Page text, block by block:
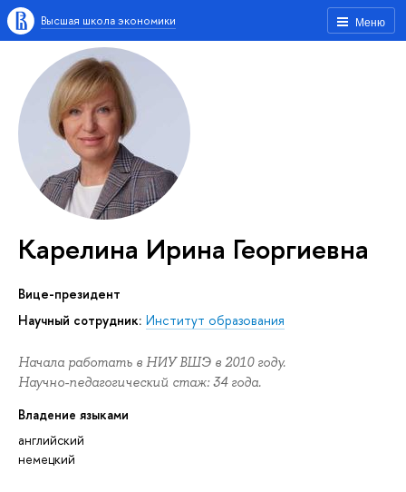
Меню
Высшая школа экономики
Карелина Ирина Георгиевна
Вице-президент
Научный сотрудник: Институт образования
Начала работать в НИУ ВШЭ в 2010 году.
Научно-педагогический стаж: 34 года.
Владение языками
английский
немецкий